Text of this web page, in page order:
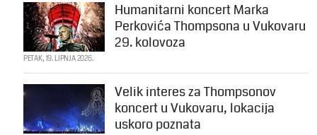
Humanitarni koncert Marka
Perkovića Thompsona u Vukovaru
29. kolovoza
PETAK, 19. LIPNJA 2026.
Velik interes za Thompsonov
koncert u Vukovaru, lokacija
uskoro poznata